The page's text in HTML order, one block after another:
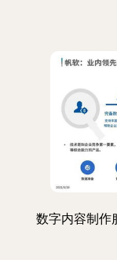
数字内容制作